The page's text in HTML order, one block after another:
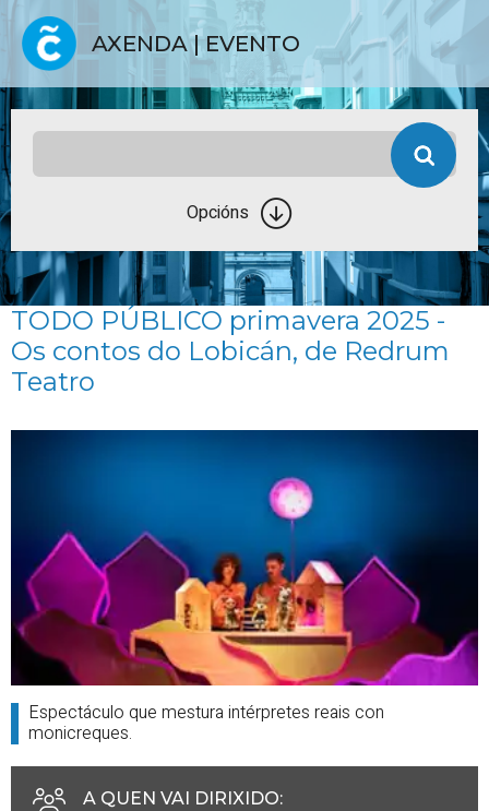
AXENDA | EVENTO
Opcións
TODO PÚBLICO primavera 2025 -
Os contos do Lobicán, de Redrum
Teatro
Espectáculo que mestura intérpretes reais con
monicreques.
A QUEN VAI DIRIXIDO: